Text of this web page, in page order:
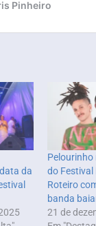
da
Pelourinho
do Festival
Roteiro
banda
21 de